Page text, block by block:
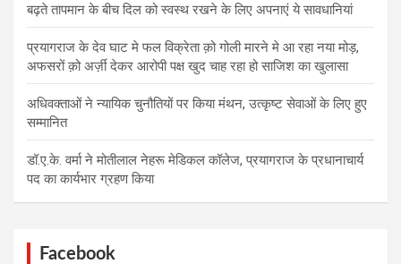
बढ़ते तापमान के बीच दिल को स्वस्थ रखने के लिए अपनाएं ये सावधानियां
प्रयागराज के देव घाट मे फल विक्रेता क़ो गोली मारने मे आ रहा नया मोड़,
अफसरों क़ो अर्ज़ी देकर आरोपी पक्ष खुद चाह रहा हो साजिश का खुलासा
अधिवक्ताओं ने न्यायिक चुनौतियों पर किया मंथन, उत्कृष्ट सेवाओं के लिए हुए
सम्मानित
डॉ.ए.के. वर्मा ने मोतीलाल नेहरू मेडिकल कॉलेज, प्रयागराज के प्रधानाचार्य
पद का कार्यभार ग्रहण किया
Facebook